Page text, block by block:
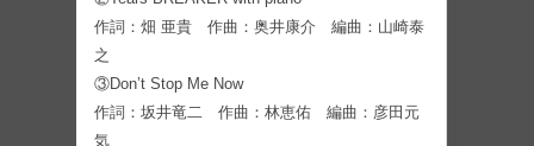
作詞：畑 亜貴 作曲：奥井康介 編曲：山崎泰
之
③Don’t Stop Me Now
作詞：坂井竜二 作曲：林恵佑 編曲：彦田元
気